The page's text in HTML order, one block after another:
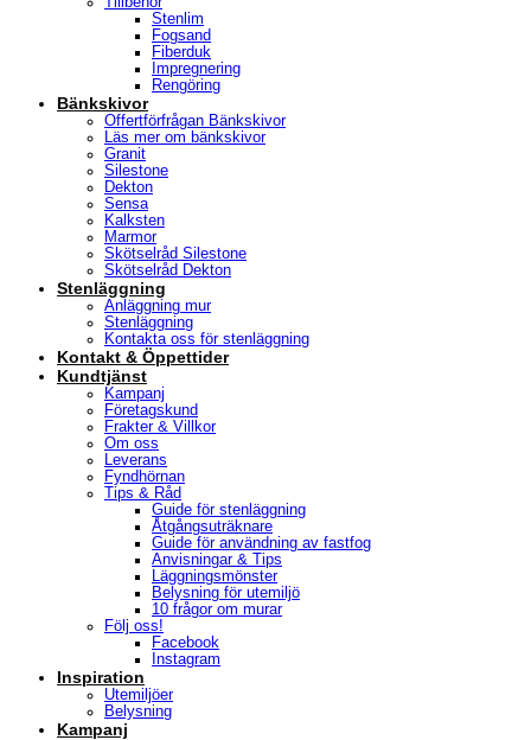
Stenlim
Fogsand
Fiberduk
Impregnering
Rengöring
Bänkskivor
Offertförfrågan Bänkskivor
Läs mer om bänkskivor
Granit
Silestone
Dekton
Sensa
Kalksten
Marmor
Skötselråd Silestone
Skötselråd Dekton
Stenläggning
Anläggning mur
Stenläggning
Kontakta oss för stenläggning
Kontakt & Öppettider
Kundtjänst
Kampanj
Företagskund
Frakter & Villkor
Om oss
Leverans
Fyndhörnan
Tips & Råd
Guide för stenläggning
Åtgångsuträknare
Guide för användning av fastfog
Anvisningar & Tips
Läggningsmönster
Belysning för utemiljö
10 frågor om murar
Följ oss!
Facebook
Instagram
Inspiration
Utemiljöer
Belysning
Kampanj